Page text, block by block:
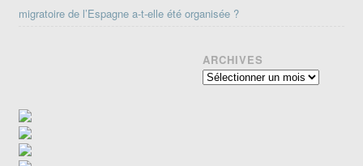
migratoire de l’Espagne a-t-elle été organisée ?
ARCHIVES
Archives